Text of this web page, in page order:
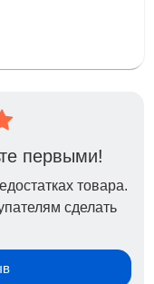
первыми!
товара.
сделать